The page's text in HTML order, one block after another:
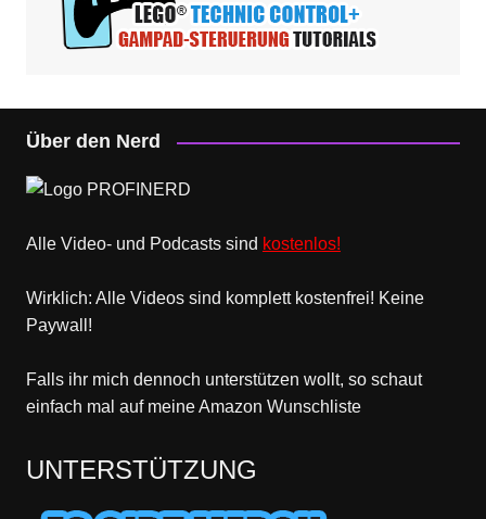
Über den Nerd
Alle Video- und Podcasts sind kostenlos!
Wirklich: Alle Videos sind komplett kostenfrei! Keine
Paywall!
Falls ihr mich dennoch unterstützen wollt, so schaut
einfach mal auf meine Amazon Wunschliste
UNTERSTÜTZUNG